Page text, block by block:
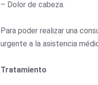
– Dolor de cabeza.
Para poder realizar una
urgente a la asistencia
Tratamiento